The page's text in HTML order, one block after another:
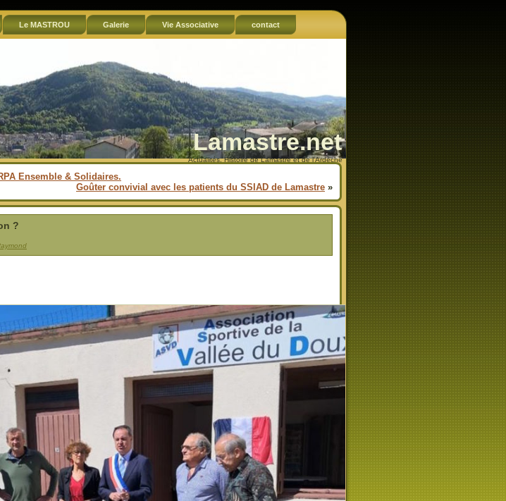
Le MASTROU Galerie Vie Associative contact
Lamastre.net
Actualités, Histoire de Lamastre et de l'Ardèche
Ensemble & Solidaires.
Goûter convivial avec les patients du SSIAD de Lamastre »
?